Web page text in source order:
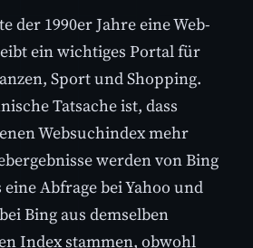
der 1990er Jahre eine Web-
ein wichtiges Portal für
Sport und Shopping.
Tatsache ist, dass
Websuchindex mehr
werden von Bing
Abfrage bei Yahoo und
Bing aus demselben
Index stammen, obwohl